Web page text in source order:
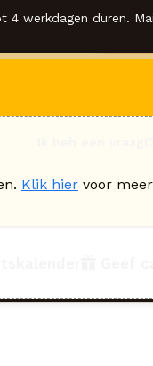
4 werkdagen duren.
Klik hier voor